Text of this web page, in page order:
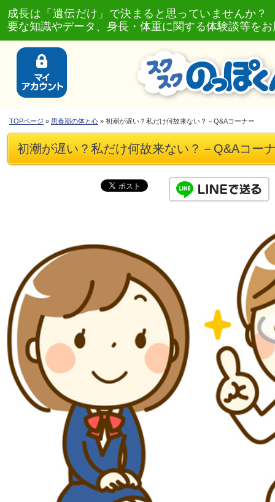
成長は「遺伝だけ」で決まると思っていませんか
要な知識やデータ、身長・体重に関する体験談等を
TOPページ » 思春期の体と心 » 初潮が遅い？私だけ何故来ない？－Q&Aコーナー
初潮が遅い？私だけ何故来ない？－Q&Aコー